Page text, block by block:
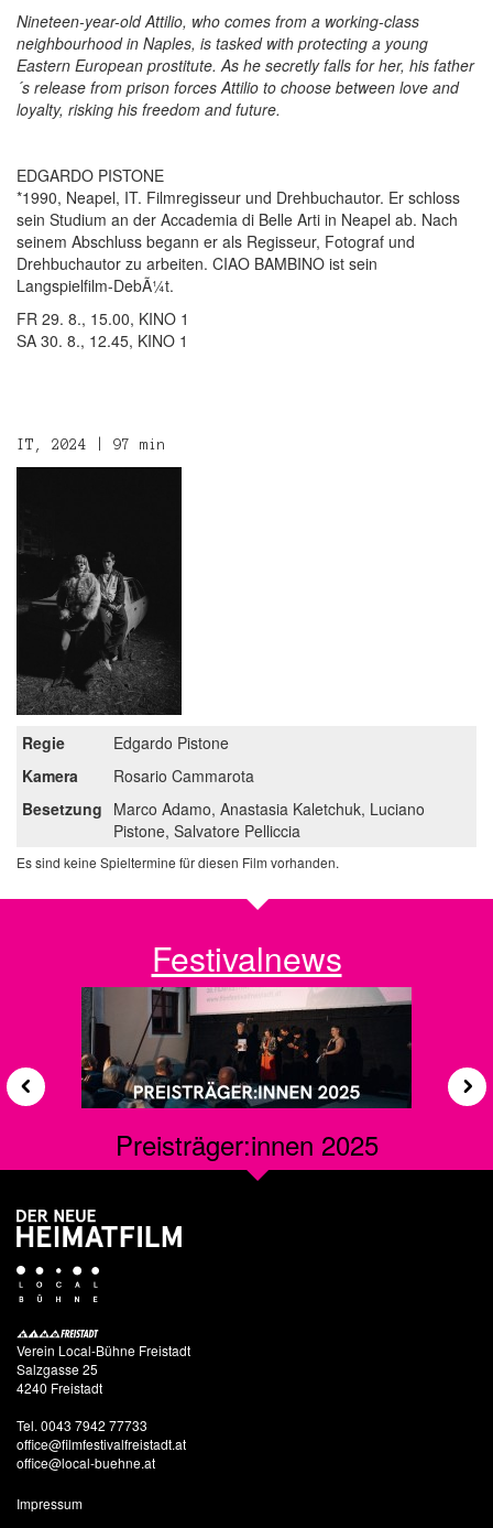
Nineteen-year-old Attilio, who comes from a working-class
neighbourhood in Naples, is tasked with protecting a young
Eastern European prostitute. As he secretly falls for her, his father
´s release from prison forces Attilio to choose between love and
loyalty, risking his freedom and future.
EDGARDO PISTONE
*1990, Neapel, IT. Filmregisseur und Drehbuchautor. Er schloss
sein Studium an der Accademia di Belle Arti in Neapel ab. Nach
seinem Abschluss begann er als Regisseur, Fotograf und
Drehbuchautor zu arbeiten. CIAO BAMBINO ist sein
Langspielfilm-DebÃ¼t.
FR 29. 8., 15.00, KINO 1
SA 30. 8., 12.45, KINO 1
IT, 2024 | 97 min
Regie
Edgardo Pistone
Kamera
Rosario Cammarota
Besetzung Marco Adamo, Anastasia Kaletchuk, Luciano
Pistone, Salvatore Pelliccia
Es sind keine Spieltermine für diesen Film vorhanden.
Festivalnews
Preisträger:innen 2025
Verein Local-Bühne Freistadt
Salzgasse 25
4240 Freistadt
Tel. 0043 7942 77733
office@filmfestivalfreistadt.at
office@local-buehne.at
Impressum